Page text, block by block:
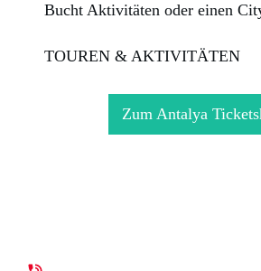
Bucht Aktivitäten oder einen
TOUREN & AKTIVITÄTEN
Zum Antalya